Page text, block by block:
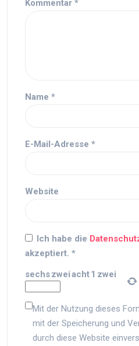
Kommentar *
Name *
E-Mail-Adresse *
Website
Ich habe die
akzeptiert. *
sechszweiacht1 zwei
Mit der Nutzung dieses
mit der Speicherung und
durch diese Website